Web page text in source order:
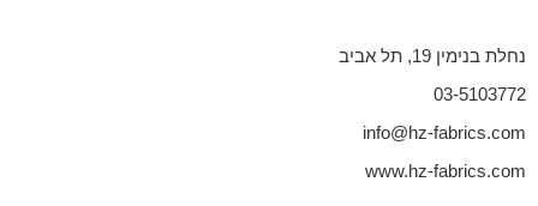
נחלת בנימין 19, תל אביב
03-5103772
info@hz-fabrics.com
www.hz-fabrics.com